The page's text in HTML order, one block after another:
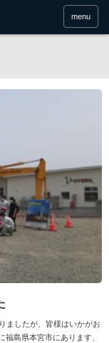
menu
ましたが、皆様はいかがお
島県本宮市にあります、